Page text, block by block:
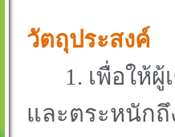
วัตถุประสงค์
1. เพื่อให้
และตระหนัก